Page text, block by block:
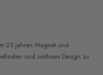
25 Jahren Magnet und
und zeitloses Design zu